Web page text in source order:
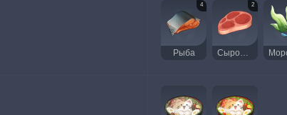
4
Рыба
2
Сырое мясо